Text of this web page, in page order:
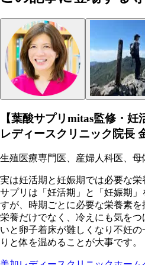
【葉酸サプリmitas監修・
レディースクリニック院長
生殖医療専門医、産婦人科医、
実は妊活期と妊娠期では必要な
サプリは「妊活期」と「妊娠期
すが、時期ごとに必要な栄養素を
栄養だけでなく、冷えにも気を
いと卵子着床が難しくなり不妊
りと体を温めることが大事です。